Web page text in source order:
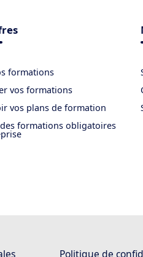
formations
vos formations
vos plans de formation
formations obligatoires
Politique de